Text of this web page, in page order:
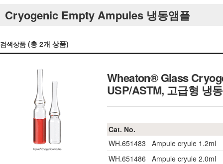
Cryogenic Empty Ampules 냉동앰플
검색상품 (총 2개 상품)
Wheaton® Glass
USP/ASTM, 고급형 냉
Cat. No.
WH.651483
Ampule cryule 1.2ml
WH.651486
Ampule cryule 2.0ml